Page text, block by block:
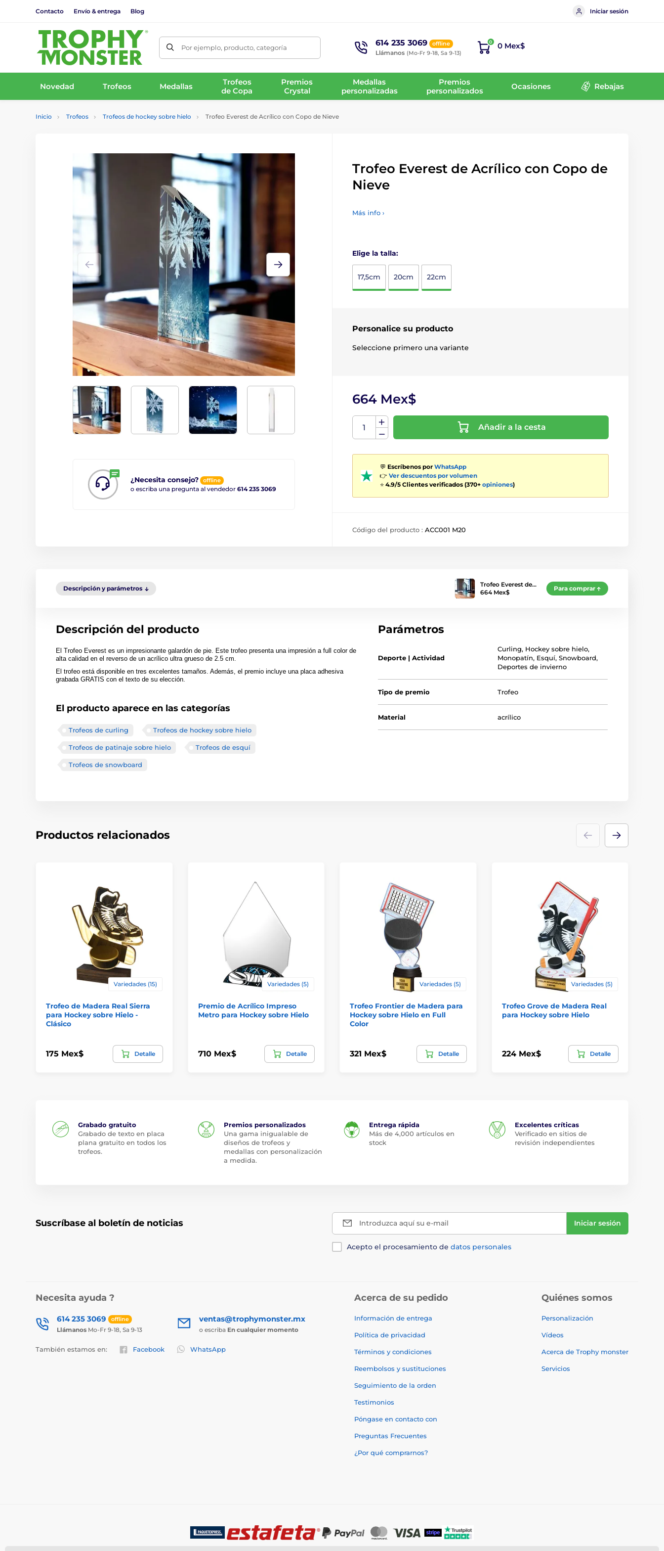
Contacto Envío & entrega Blog Iniciar sesión
Por ejemplo, producto, categoría 614 235 3069 offline
Llámanos (Mo-Fr 9-18, Sa 9-13)
0 0 Mex$
Novedad Trofeos Medallas
Trofeos
de Copa
Premios
Crystal
Medallas
personalizadas
Premios
personalizados
Ocasiones Rebajas
Inicio Trofeos Trofeos de hockey sobre hielo Trofeo Everest de Acrílico con Copo de Nieve
¿Necesita consejo? offline
o escriba una pregunta al vendedor 614 235 3069
Trofeo Everest de Acrílico con Copo de
Nieve
Más info ›
Elige la talla:
17,5cm 20cm 22cm
Personalice su producto
Seleccione primero una variante
664 Mex$
Añadir a la cesta
💬 Escríbenos por WhatsApp
👉 Ver descuentos por volumen
⭐ 4.9/5 Clientes verificados (370+ opiniones)
Código del producto : ACC001 M20
Descripción y parámetros
Trofeo Everest de…
664 Mex$
Para comprar
Descripción del producto
El Trofeo Everest es un impresionante galardón de pie. Este trofeo presenta una impresión a full color de
alta calidad en el reverso de un acrílico ultra grueso de 2.5 cm.
El trofeo está disponible en tres excelentes tamaños. Además, el premio incluye una placa adhesiva
grabada GRATIS con el texto de su elección.
El producto aparece en las categorías
Trofeos de curling Trofeos de hockey sobre hielo
Trofeos de patinaje sobre hielo Trofeos de esquí
Trofeos de snowboard
Parámetros
Deporte | Actividad
Curling, Hockey sobre hielo,
Monopatín, Esquí,Snowboard,
Deportes de invierno
Tipo de premio Trofeo
Material acrílico
Productos relacionados
Variedades (15)
Trofeo de Madera Real Sierra
para Hockey sobre Hielo -
Clásico
175 Mex$ Detalle
Variedades (5)
Premio de Acrílico Impreso
Metro para Hockey sobre Hielo
710 Mex$ Detalle
Variedades (5)
Trofeo Frontier de Madera para
Hockey sobre Hielo en Full
Color
321 Mex$ Detalle
Variedades (5)
Trofeo Grove de Madera Real
para Hockey sobre Hielo
224 Mex$ Detalle
Grabado gratuito
Grabado de texto en placa
plana gratuito en todos los
trofeos.
Premios personalizados
Una gama inigualable de
diseños de trofeos y
medallas con personalización
a medida.
Entrega rápida
Más de 4,000 artículos en
stock
Excelentes críticas
Verificado en sitios de
revisión independientes
Suscríbase al boletín de noticias Introduzca aquí su e-mail Iniciar sesión
Acepto el procesamiento de datos personales
Necesita ayuda ?
614 235 3069 offline
Llámanos Mo-Fr 9-18, Sa 9-13
ventas@trophymonster.mx
o escriba En cualquier momento
También estamos en: Facebook WhatsApp
Acerca de su pedido
Información de entrega
Política de privacidad
Términos y condiciones
Reembolsos y sustituciones
Seguimiento de la orden
Testimonios
Póngase en contacto con
Preguntas Frecuentes
¿Por qué comprarnos?
Quiénes somos
Personalización
Vídeos
Acerca de Trophy monster
Servicios